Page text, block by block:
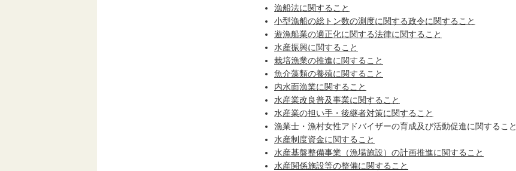
漁船法に関すること
小型漁船の総トン数の測度に関する政令に関すること
遊漁船業の適正化に関する法律に関すること
水産振興に関すること
栽培漁業の推進に関すること
魚介藻類の養殖に関すること
内水面漁業に関すること
水産業改良普及事業に関すること
水産業の担い手・後継者対策に関すること
漁業士・漁村女性アドバイザーの育成及び活動促進に関すること
水産制度資金に関すること
水産基盤整備事業（漁場施設）の計画推進に関すること
水産関係施設等の整備に関すること